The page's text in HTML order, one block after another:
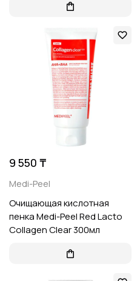
9 550 ₸
Medi-Peel
Очищающая кислотная
пенка Medi-Peel Red Lacto
Collagen Clear 300мл